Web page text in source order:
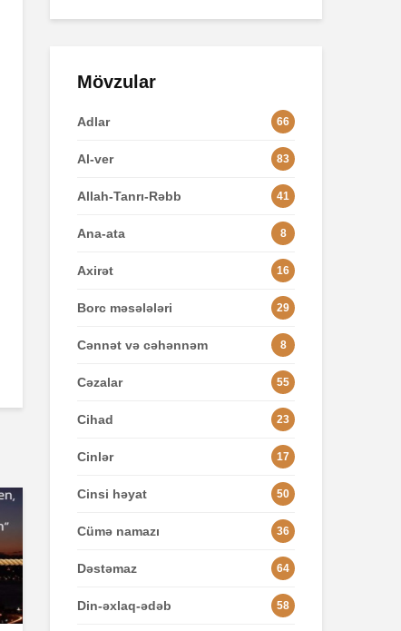
Mövzular
Adlar 66
Al-ver 83
Allah-Tanrı-Rəbb 41
Ana-ata 8
Axirət 16
Borc məsələləri 29
Cənnət və cəhənnəm 8
Cəzalar 55
Cihad 23
Cinlər 17
Cinsi həyat 50
Cümə namazı 36
Dəstəmaz 64
Din-əxlaq-ədəb 58